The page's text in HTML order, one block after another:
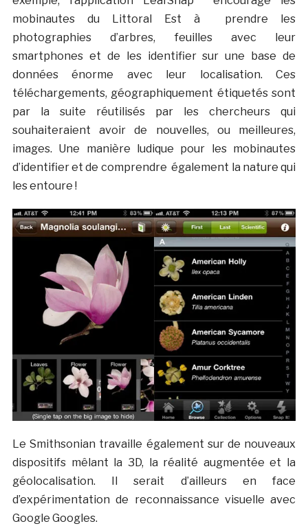
mobinautes du Littoral Est à prendre les
photographies d’arbres, feuilles avec leur
smartphones et de les identifier sur une base de
données énorme avec leur localisation. Ces
téléchargements, géographiquement étiquetés sont
par la suite réutilisés par les chercheurs qui
souhaiteraient avoir de nouvelles, ou meilleures,
images. Une manière ludique pour les mobinautes
d’identifier et de comprendre également la nature qui
les entoure !
Le Smithsonian travaille également sur de nouveaux
dispositifs mêlant la 3D, la réalité augmentée et la
géolocalisation. Il serait d’ailleurs en face
d’expérimentation de reconnaissance visuelle avec
Google Googles.